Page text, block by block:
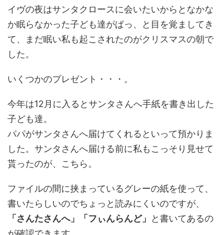
イヴの夜はサンタクロースに会いたいからとなかな
か眠らなかった子ども達がぱっ、と目を覚ましてき
て、まだ眠い私も起こされたのがクリスマスの朝で
した。
いくつかのプレゼント・・・。
今年は12月に入るとサンタさんへ手紙を書き出した
子ども達。
パパがサンタさんへ届けてくれるといって預かりま
した。サンタさんへ届ける前に私もこっそり見せて
貰ったのが、こちら。
ファイルの間に挟まっているグレーの紙を使って、
書いたらしいのでちょっと読みにくいのですが、
「さんたさんへ」「フぃんらんど」
と書いてあるの